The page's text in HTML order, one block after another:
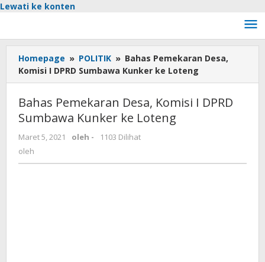
Lewati ke konten
Homepage » POLITIK » Bahas Pemekaran Desa,
Komisi I DPRD Sumbawa Kunker ke Loteng
Bahas Pemekaran Desa, Komisi I DPRD
Sumbawa Kunker ke Loteng
Maret 5, 2021 oleh -
1103 Dilihat
oleh